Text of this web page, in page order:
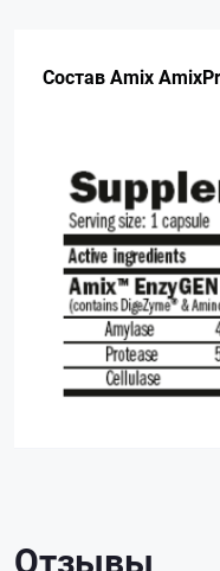
Состав Amix
Отзывы